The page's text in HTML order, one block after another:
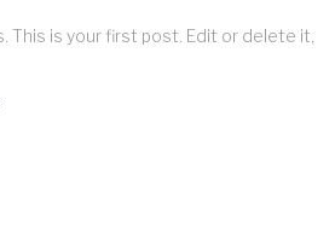
This is your first post. Edit or delete it,